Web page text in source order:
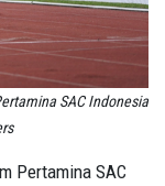
SAC Indonesia
Pertamina SAC